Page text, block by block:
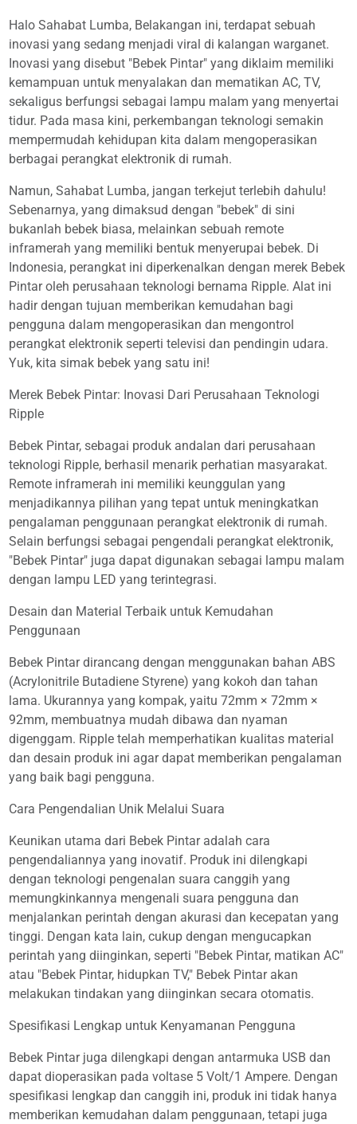
Halo Sahabat Lumba, Belakangan ini, terdapat sebuah
inovasi yang sedang menjadi viral di kalangan warganet.
Inovasi yang disebut "Bebek Pintar" yang diklaim memiliki
kemampuan untuk menyalakan dan mematikan AC, TV,
sekaligus berfungsi sebagai lampu malam yang menyertai
tidur. Pada masa kini, perkembangan teknologi semakin
mempermudah kehidupan kita dalam mengoperasikan
berbagai perangkat elektronik di rumah.
Namun, Sahabat Lumba, jangan terkejut terlebih dahulu!
Sebenarnya, yang dimaksud dengan "bebek" di sini
bukanlah bebek biasa, melainkan sebuah remote
inframerah yang memiliki bentuk menyerupai bebek. Di
Indonesia, perangkat ini diperkenalkan dengan merek Bebek
Pintar oleh perusahaan teknologi bernama Ripple. Alat ini
hadir dengan tujuan memberikan kemudahan bagi
pengguna dalam mengoperasikan dan mengontrol
perangkat elektronik seperti televisi dan pendingin udara.
Yuk, kita simak bebek yang satu ini!
Merek Bebek Pintar: Inovasi Dari Perusahaan Teknologi
Ripple
Bebek Pintar, sebagai produk andalan dari perusahaan
teknologi Ripple, berhasil menarik perhatian masyarakat.
Remote inframerah ini memiliki keunggulan yang
menjadikannya pilihan yang tepat untuk meningkatkan
pengalaman penggunaan perangkat elektronik di rumah.
Selain berfungsi sebagai pengendali perangkat elektronik,
"Bebek Pintar" juga dapat digunakan sebagai lampu malam
dengan lampu LED yang terintegrasi.
Desain dan Material Terbaik untuk Kemudahan
Penggunaan
Bebek Pintar dirancang dengan menggunakan bahan ABS
(Acrylonitrile Butadiene Styrene) yang kokoh dan tahan
lama. Ukurannya yang kompak, yaitu 72mm × 72mm ×
92mm, membuatnya mudah dibawa dan nyaman
digenggam. Ripple telah memperhatikan kualitas material
dan desain produk ini agar dapat memberikan pengalaman
yang baik bagi pengguna.
Cara Pengendalian Unik Melalui Suara
Keunikan utama dari Bebek Pintar adalah cara
pengendaliannya yang inovatif. Produk ini dilengkapi
dengan teknologi pengenalan suara canggih yang
memungkinkannya mengenali suara pengguna dan
menjalankan perintah dengan akurasi dan kecepatan yang
tinggi. Dengan kata lain, cukup dengan mengucapkan
perintah yang diinginkan, seperti "Bebek Pintar, matikan AC"
atau "Bebek Pintar, hidupkan TV," Bebek Pintar akan
melakukan tindakan yang diinginkan secara otomatis.
Spesifikasi Lengkap untuk Kenyamanan Pengguna
Bebek Pintar juga dilengkapi dengan antarmuka USB dan
dapat dioperasikan pada voltase 5 Volt/1 Ampere. Dengan
spesifikasi lengkap dan canggih ini, produk ini tidak hanya
memberikan kemudahan dalam penggunaan, tetapi juga